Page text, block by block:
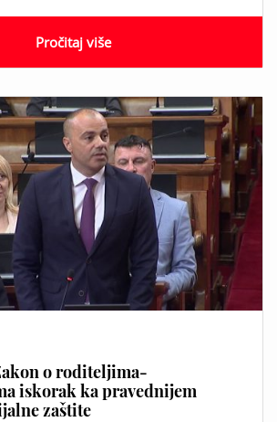
Pročitaj više
o roditeljima-
iskorak ka pravednijem
zaštite